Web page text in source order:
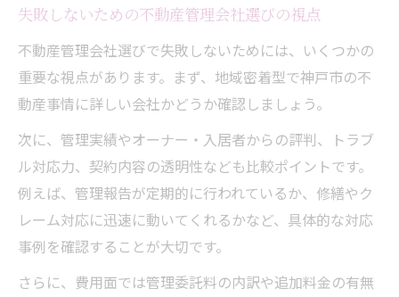
失敗しないための不動産管理会社選びの視点
不動産管理会社選びで失敗しないためには、いくつかの
重要な視点があります。まず、地域密着型で神戸市の不
動産事情に詳しい会社かどうか確認しましょう。
次に、管理実績やオーナー・入居者からの評判、トラブ
ル対応力、契約内容の透明性なども比較ポイントです。
例えば、管理報告が定期的に行われているか、修繕やク
レーム対応に迅速に動いてくれるかなど、具体的な対応
事例を確認することが大切です。
さらに、費用面では管理委託料の内訳や追加料金の有無